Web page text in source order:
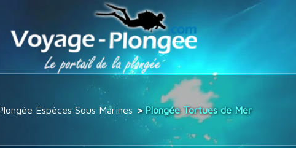
Espèces Sous Marines Plongée Tortues de Mer